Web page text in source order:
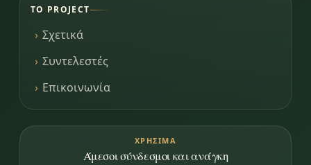
ΤΟ PROJECT
Σχετικά
Συντελεστές
Επικοινωνία
ΧΡΉΣΙΜΑ
Άμεσοι σύνδεσμοι και ανάγκη